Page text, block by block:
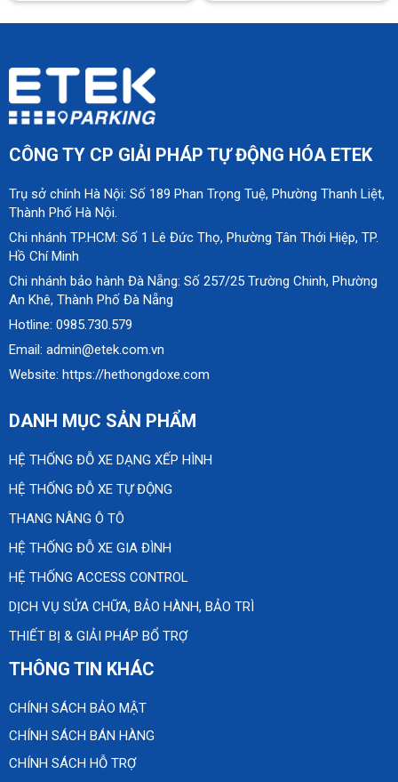
CÔNG TY CP GIẢI PHÁP TỰ ĐỘNG HÓA ETEK
Trụ sở chính Hà Nội: Số 189 Phan Trọng Tuệ, Phường Thanh Liệt,
Thành Phố Hà Nội.
Chi nhánh TP.HCM: Số 1 Lê Đức Thọ, Phường Tân Thới Hiệp, TP.
Hồ Chí Minh
Chi nhánh bảo hành Đà Nẵng: Số 257/25 Trường Chinh, Phường
An Khê, Thành Phố Đà Nẵng
Hotline: 0985.730.579
Email: admin@etek.com.vn
Website: https://hethongdoxe.com
DANH MỤC SẢN PHẨM
HỆ THỐNG ĐỖ XE DẠNG XẾP HÌNH
HỆ THỐNG ĐỖ XE TỰ ĐỘNG
THANG NÂNG Ô TÔ
HỆ THỐNG ĐỖ XE GIA ĐÌNH
HỆ THỐNG ACCESS CONTROL
DỊCH VỤ SỬA CHỮA, BẢO HÀNH, BẢO TRÌ
THIẾT BỊ & GIẢI PHÁP BỔ TRỢ
THÔNG TIN KHÁC
CHÍNH SÁCH BẢO MẬT
CHÍNH SÁCH BÁN HÀNG
CHÍNH SÁCH HỖ TRỢ